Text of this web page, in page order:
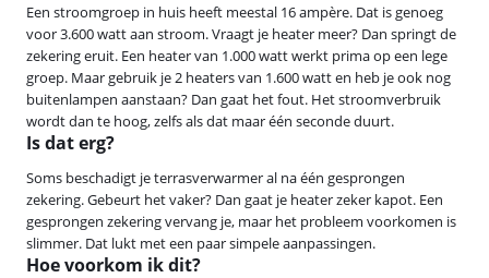
Een stroomgroep in huis heeft meestal 16 ampère. Dat is genoeg
voor 3.600 watt aan stroom. Vraagt je heater meer? Dan springt de
zekering eruit. Een heater van 1.000 watt werkt prima op een lege
groep. Maar gebruik je 2 heaters van 1.600 watt en heb je ook nog
buitenlampen aanstaan? Dan gaat het fout. Het stroomverbruik
wordt dan te hoog, zelfs als dat maar één seconde duurt.
Is dat erg?
Soms beschadigt je terrasverwarmer al na één gesprongen
zekering. Gebeurt het vaker? Dan gaat je heater zeker kapot. Een
gesprongen zekering vervang je, maar het probleem voorkomen is
slimmer. Dat lukt met een paar simpele aanpassingen.
Hoe voorkom ik dit?